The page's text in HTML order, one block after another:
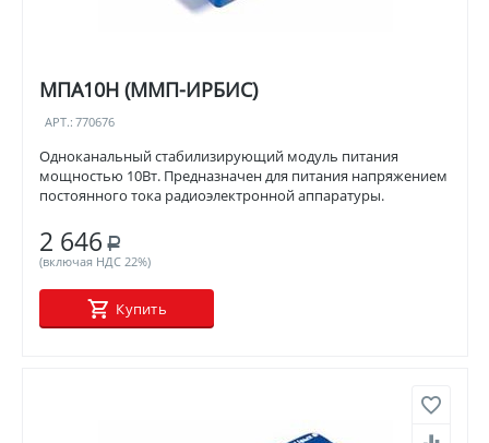
МПА10Н (ММП-ИРБИС)
АРТ.: 770676
Одноканальный стабилизирующий модуль питания
мощностью 10Вт. Предназначен для питания напряжением
постоянного тока радиоэлектронной аппаратуры.
2 646 Р
(включая НДС 22%)
Купить